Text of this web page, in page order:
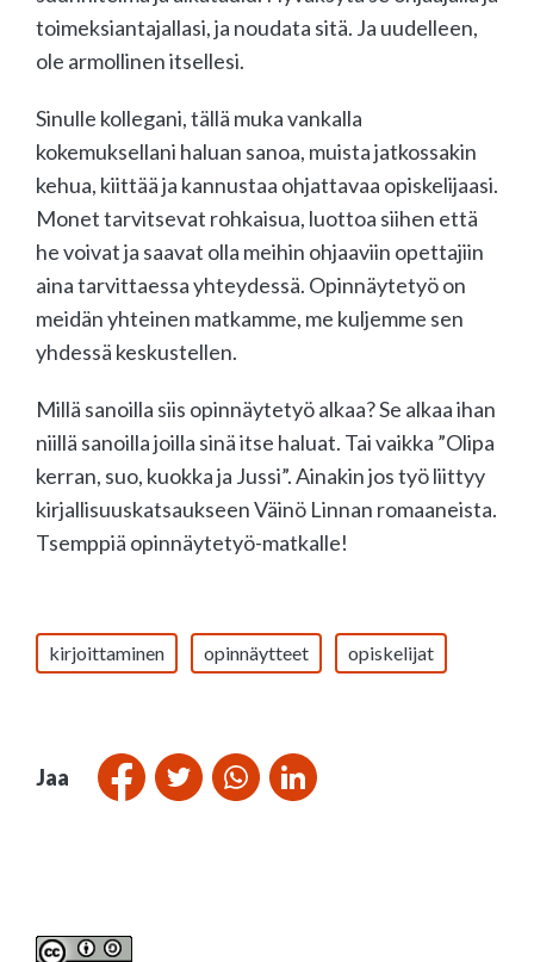
toimeksiantajallasi, ja noudata sitä. Ja uudelleen,
ole armollinen itsellesi.
Sinulle kollegani, tällä muka vankalla
kokemuksellani haluan sanoa, muista jatkossakin
kehua, kiittää ja kannustaa ohjattavaa opiskelijaasi.
Monet tarvitsevat rohkaisua, luottoa siihen että
he voivat ja saavat olla meihin ohjaaviin opettajiin
aina tarvittaessa yhteydessä. Opinnäytetyö on
meidän yhteinen matkamme, me kuljemme sen
yhdessä keskustellen.
Millä sanoilla siis opinnäytetyö alkaa? Se alkaa ihan
niillä sanoilla joilla sinä itse haluat. Tai vaikka ”Olipa
kerran, suo, kuokka ja Jussi”. Ainakin jos työ liittyy
kirjallisuuskatsaukseen Väinö Linnan romaaneista.
Tsemppiä opinnäytetyö-matkalle!
kirjoittaminen opinnäytteet opiskelijat
Jaa